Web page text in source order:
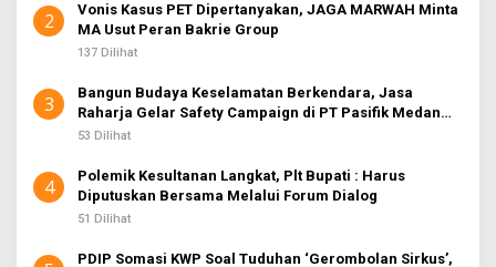
2
Vonis Kasus PET Dipertanyakan, JAGA MARWAH Minta
MA Usut Peran Bakrie Group
137 Dilihat
3
Bangun Budaya Keselamatan Berkendara, Jasa
Raharja Gelar Safety Campaign di PT Pasifik Medan
Industri
53 Dilihat
4
Polemik Kesultanan Langkat, Plt Bupati : Harus
Diputuskan Bersama Melalui Forum Dialog
51 Dilihat
PDIP Somasi KWP Soal Tuduhan ‘Gerombolan Sirkus’,